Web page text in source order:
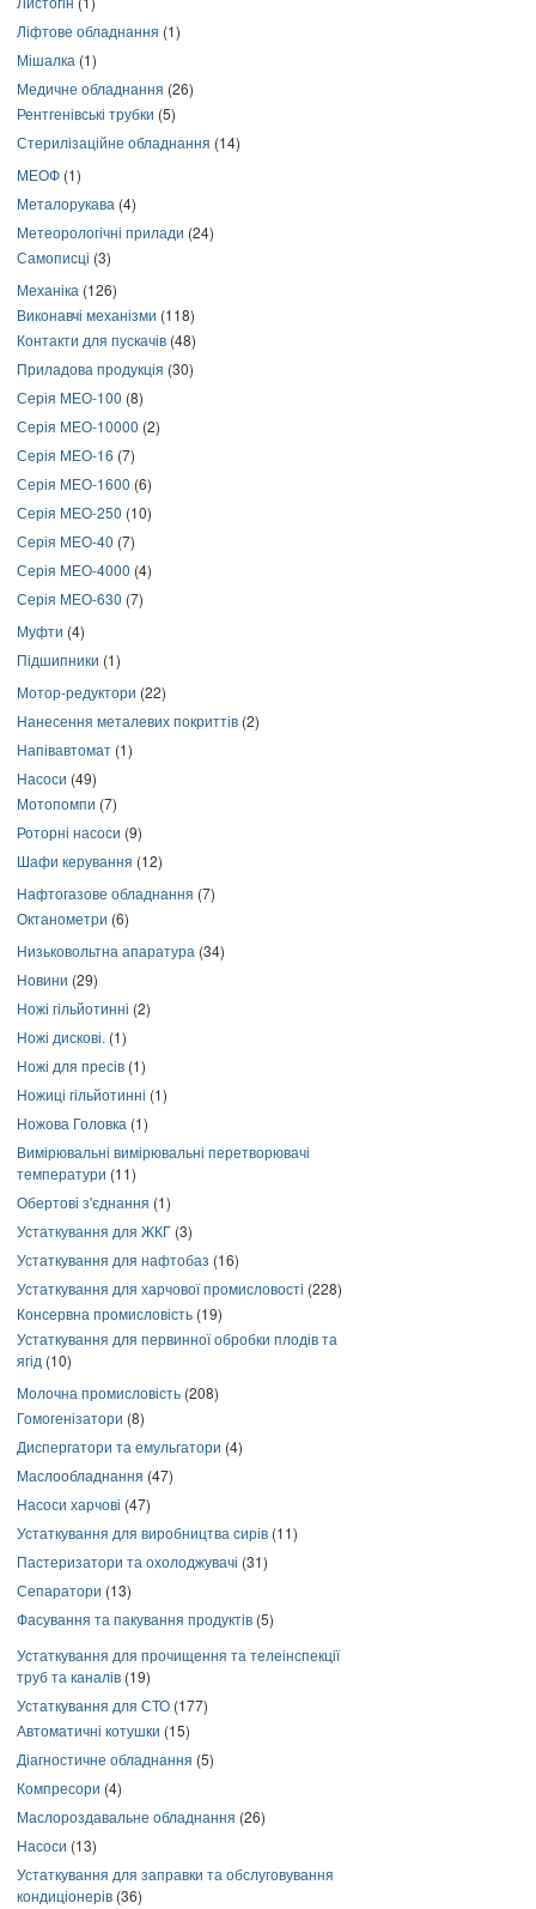
Ліфтове обладнання (1)
Мішалка (1)
Медичне обладнання (26)
Рентгенівські трубки (5)
Стерилізаційне обладнання (14)
МЕОФ (1)
Металорукава (4)
Метеорологічні прилади (24)
Самописці (3)
Механіка (126)
Виконавчі механізми (118)
Контакти для пускачів (48)
Приладова продукція (30)
Серія МЕО-100 (8)
Серія МЕО-10000 (2)
Серія МЕО-16 (7)
Серія МЕО-1600 (6)
Серія МЕО-250 (10)
Серія МЕО-40 (7)
Серія МЕО-4000 (4)
Серія МЕО-630 (7)
Муфти (4)
Підшипники (1)
Мотор-редуктори (22)
Нанесення металевих покриттів (2)
Напівавтомат (1)
Насоси (49)
Мотопомпи (7)
Роторні насоси (9)
Шафи керування (12)
Нафтогазове обладнання (7)
Октанометри (6)
Низьковольтна апаратура (34)
Новини (29)
Ножі гільйотинні (2)
Ножі дискові. (1)
Ножі для пресів (1)
Ножиці гільйотинні (1)
Ножова Головка (1)
Вимірювальні вимірювальні перетворювачі
температури (11)
Обертові з'єднання (1)
Устаткування для ЖКГ (3)
Устаткування для нафтобаз (16)
Устаткування для харчової промисловості (228)
Консервна промисловість (19)
Устаткування для первинної обробки плодів та
ягід (10)
Молочна промисловість (208)
Гомогенізатори (8)
Диспергатори та емульгатори (4)
Маслообладнання (47)
Насоси харчові (47)
Устаткування для виробництва сирів (11)
Пастеризатори та охолоджувачі (31)
Сепаратори (13)
Фасування та пакування продуктів (5)
Устаткування для прочищення та телеінспекції
труб та каналів (19)
Устаткування для СТО (177)
Автоматичні котушки (15)
Діагностичне обладнання (5)
Компресори (4)
Маслороздавальне обладнання (26)
Насоси (13)
Устаткування для заправки та обслуговування
кондиціонерів (36)